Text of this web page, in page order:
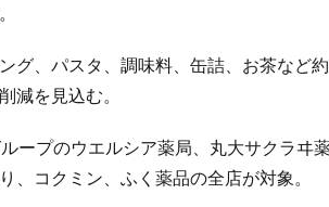
グ、パスタ、調味料、缶詰、お茶など
減を見込む。
ープのウエルシア薬局、丸⼤サクラヰ
、コクミン、ふく薬品の全店が対象。